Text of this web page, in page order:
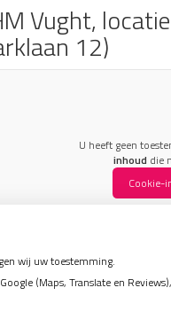
Vught,
12)
U heeft geen
inhoud die
Cookie-
wij uw toestemming.
(Maps, Translate en